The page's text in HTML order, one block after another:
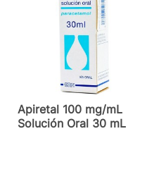
Apiretal 100 mg/mL
Solución Oral 30 mL